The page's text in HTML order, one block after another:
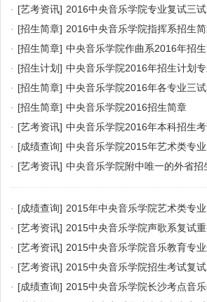
· [艺考资讯] 2016中央音乐学院专业复试三
· [招生简章] 2016中央音乐学院指挥系招生
· [招生简章] 中央音乐学院作曲系2016年招
· [招生计划] 中央音乐学院2016年招生计划专
· [招生简章] 中央音乐学院2016年各专业三
· [招生简章] 中央音乐学院2016招生简章
· [艺考资讯] 中央音乐学院2016年本科招生
· [成绩查询] 中央音乐学院2015年艺术类专
· [艺考资讯] 中央音乐学院附中唯一的外省招
· [成绩查询] 2015年中央音乐学院艺术类专
· [艺考资讯] 2015中央音乐学院声歌系复试
· [艺考资讯] 2015中央音乐学院音乐教育专
· [艺考资讯] 2015中央音乐学院招生考试复
· [成绩查询] 2015中央音乐学院长沙考点音